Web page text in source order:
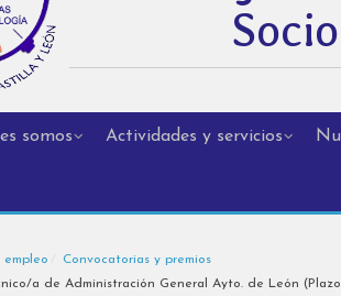
somos Actividades y servicios
Convocatorias y premios
a de Administración General Ayto. de León